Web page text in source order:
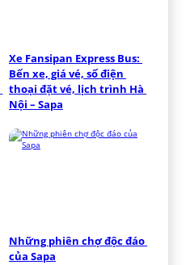
Xe Fansipan Express Bus:
Bến xe, giá vé, số điện
thoại đặt vé, lịch trình Hà
Nội – Sapa
Những phiên chợ độc đáo
của Sapa